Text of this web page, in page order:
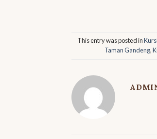
This entry was posted in
Taman Gandeng,